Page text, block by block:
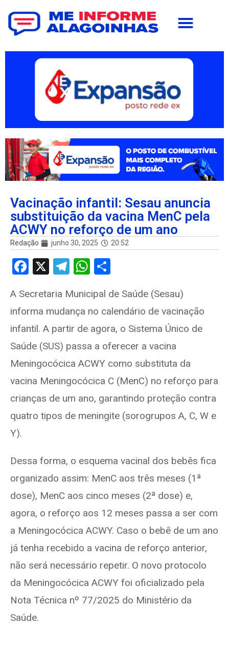
Vacinação infantil: Sesau anuncia
substituição da vacina MenC pela
ACWY no reforço de um ano
Redação junho 30, 2025 20:52
F
ce
b
o
o
k
X
T
e
gr
a
m
W
at
s
A
p
p
ar
e
A Secretaria Municipal de Saúde (Sesau)
informa mudança no calendário de vacinação
infantil. A partir de agora, o Sistema Único de
Saúde (SUS) passa a oferecer a vacina
Meningocócica ACWY como substituta da
vacina Meningocócica C (MenC) no reforço para
crianças de um ano, garantindo proteção contra
quatro tipos de meningite (sorogrupos A, C, W e
Y).
Dessa forma, o esquema vacinal dos bebês fica
organizado assim: MenC aos três meses (1ª
dose), MenC aos cinco meses (2ª dose) e,
agora, o reforço aos 12 meses passa a ser com
a Meningocócica ACWY. Caso o bebê de um ano
já tenha recebido a vacina de reforço anterior,
não será necessário repetir. O novo protocolo
da Meningocócica ACWY foi oficializado pela
Nota Técnica nº 77/2025 do Ministério da
Saúde.